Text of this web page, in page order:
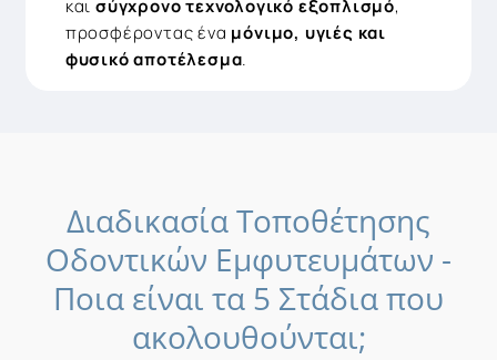
καισύγχρονο τεχνολογικό εξοπλισμό,
προσφέροντας ένα μόνιμο, υγιές και
φυσικό αποτέλεσμα.
ΔιαδικασίαΤοποθέτησης
Οδοντικών Εμφυτευμάτων -
Ποια είναι τα 5 Στάδιαπου
ακολουθούνται;